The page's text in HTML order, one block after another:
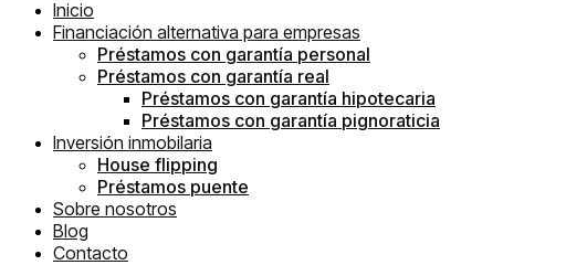
Inicio
Financiación alternativa para empresas
Préstamos con garantía personal
Préstamos con garantía real
Préstamos con garantía hipotecaria
Préstamos con garantía pignoraticia
Inversión inmobilaria
House flipping
Préstamos puente
Sobre nosotros
Blog
Contacto